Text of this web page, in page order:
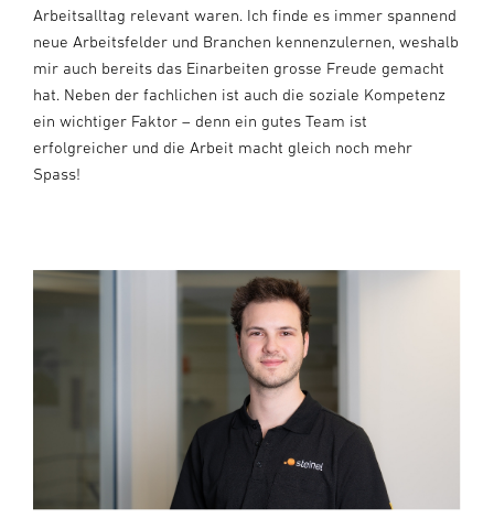
Arbeitsalltag relevant waren. Ich finde es immer spannend
neue Arbeitsfelder und Branchen kennenzulernen, weshalb
mir auch bereits das Einarbeiten grosse Freude gemacht
hat. Neben der fachlichen ist auch die soziale Kompetenz
ein wichtiger Faktor – denn ein gutes Team ist
erfolgreicher und die Arbeit macht gleich noch mehr
Spass!